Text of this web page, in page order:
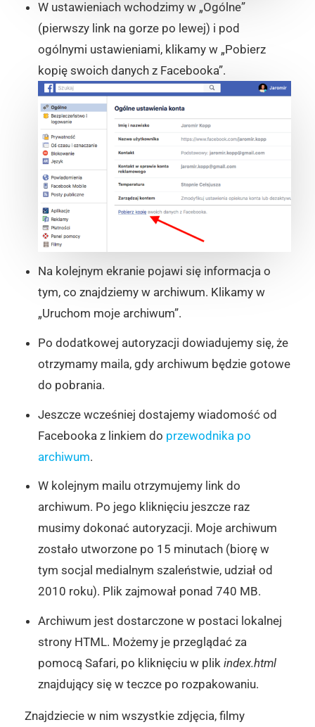
W ustawieniach wchodzimy w „Ogólne”
(pierwszy link na gorze po lewej) i pod
ogólnymi ustawieniami, klikamy w „Pobierz
kopię swoich danych z Facebooka”.
Na kolejnym ekranie pojawi się informacja o
tym, co znajdziemy w archiwum. Klikamy w
„Uruchom moje archiwum”.
Po dodatkowej autoryzacji dowiadujemy się, że
otrzymamy maila, gdy archiwum będzie gotowe
do pobrania.
Jeszcze wcześniej dostajemy wiadomość od
Facebooka z linkiem do przewodnika po
archiwum.
W kolejnym mailu otrzymujemy link do
archiwum. Po jego kliknięciu jeszcze raz
musimy dokonać autoryzacji. Moje archiwum
zostało utworzone po 15 minutach (biorę w
tym socjal medialnym szaleństwie, udział od
2010 roku). Plik zajmował ponad 740 MB.
Archiwum jest dostarczone w postaci lokalnej
strony HTML. Możemy je przeglądać za
pomocą Safari, po kliknięciu w plik index.html
znajdujący się w teczce po rozpakowaniu.
Znajdziecie w nim wszystkie zdjęcia, filmy